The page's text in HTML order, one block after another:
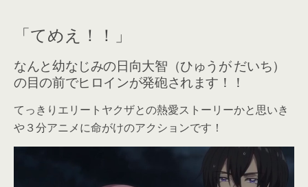
「てめえ！！」
なんと幼なじみの日向大智（ひゅうが だいち）
の目の前でヒロインが発砲されます！！
てっきりエリートヤクザとの熱愛ストーリーかと思いき
や３分アニメに命がけのアクションです！